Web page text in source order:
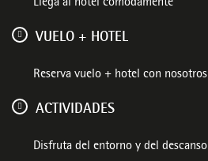
Llega al hotel cómodamente
VUELO + HOTEL
Reserva vuelo + hotel con nosotros
ACTIVIDADES
Disfruta del entorno y del descanso